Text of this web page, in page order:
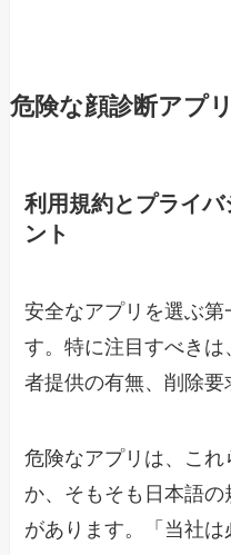
危険な顔診断アプ
利用規約とプライ
ント
安全なアプリを選ぶ
す。特に注目すべき
者提供の有無、削除要
危険なアプリは、こ
か、そもそも日本語
があります。「当社